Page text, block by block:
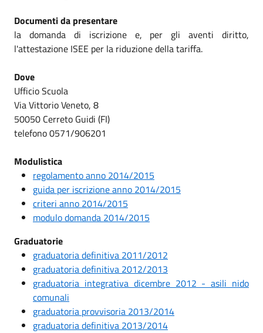
Documenti da presentare
la domanda di iscrizione e, per gli aventi diritto,
l'attestazione ISEE per la riduzione della tariffa.
Dove
Ufficio Scuola
Via Vittorio Veneto, 8
50050 Cerreto Guidi (FI)
telefono 0571/906201
Modulistica
regolamento anno 2014/2015
guida per iscrizione anno 2014/2015
criteri anno 2014/2015
modulo domanda 2014/2015
Graduatorie
graduatoria definitiva 2011/2012
graduatoria definitiva 2012/2013
graduatoria integrativa dicembre 2012 - asili nido
comunali
graduatoria provvisoria 2013/2014
graduatoria definitiva 2013/2014